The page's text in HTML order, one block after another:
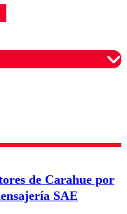
garantizar un
de Carahue por
SAE